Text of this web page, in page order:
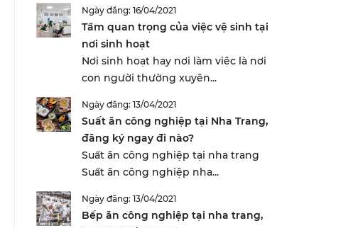
Ngày đăng: 16/04/2021
Tầm quan trọng của việc vệ sinh tại
nơi sinh hoạt
Nơi sinh hoạt hay nơi làm việc là nơi
con người thường xuyên...
Ngày đăng: 13/04/2021
Suất ăn công nghiệp tại Nha Trang,
đăng ký ngay đi nào?
Suất ăn công nghiệp tại nha trang
Suất ăn công nghiệp nha...
Ngày đăng: 13/04/2021
Bếp ăn công nghiệp tại nha trang,